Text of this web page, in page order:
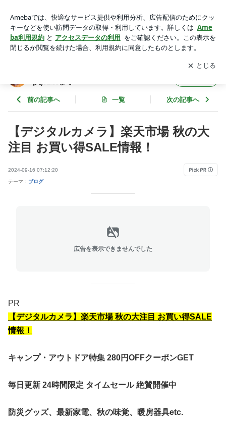
報！ | お買い物マラソン開催中 物価高応援！＜8/11(火)01:59
まで＞
アプリをダウンロードして ブログの更新通知
を受け取りまし
ょう。
開く
(火)01:59まで＞
前の記事へ 一覧 次の記事へ
【デジタルカメラ】楽天市場 秋の大
注目 お買い得SALE情報！
2024-09-16 07:12:20
テーマ： ブログ
広告を表示できませんでした
PR
【デジタルカメラ 】楽天市場 秋の大注目 お買い得SALE
情報！
キャンプ・アウトドア特集 280円OFFクーポンGET
毎日更新 24時間限定 タイムセール 絶賛開催中
防災グッズ、最新家電、秋の味覚、暖房器具etc.